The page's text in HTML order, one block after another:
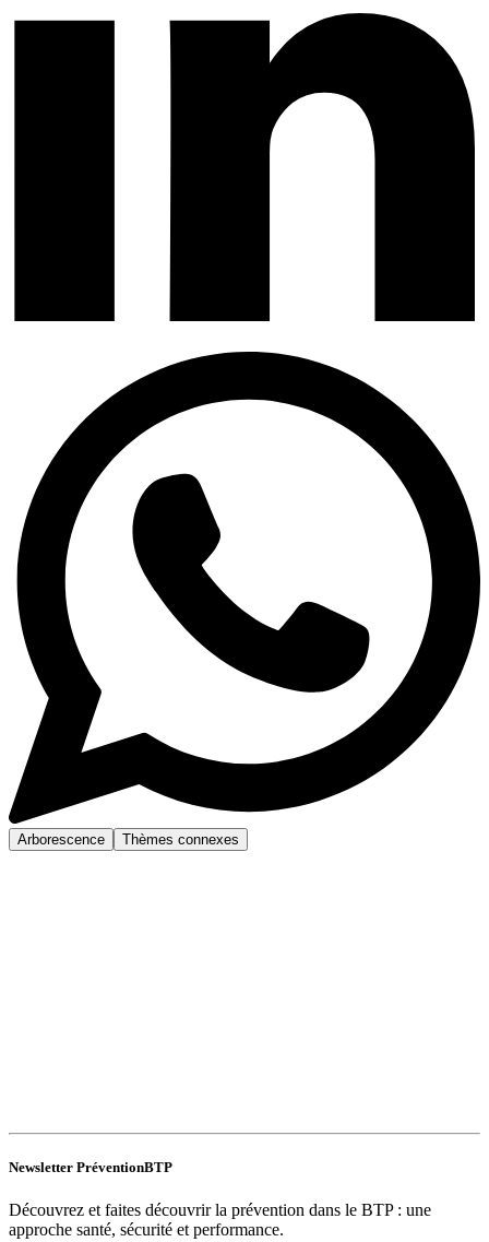
Arborescence Thèmes connexes
Newsletter PréventionBTP
Découvrez et faites découvrir la prévention dans le BTP : une
approche santé, sécurité et performance.